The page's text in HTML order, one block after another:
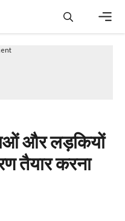
और लड़कियों
तैयार करना